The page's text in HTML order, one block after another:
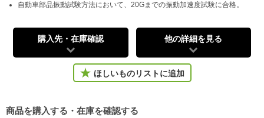
自動車部品振動試験方法において、20Gまでの振動加速度試験に合格。
購入先・在庫確認 他の詳細を見る
ほしいものリストに追加
商品を購入する・在庫を確認する